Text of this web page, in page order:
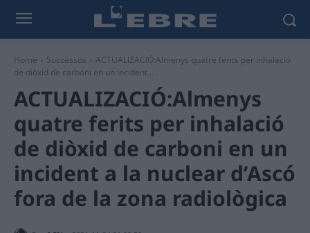
Home Successos
ACTUALIZACIÓ:Almenys quatre ferits per inhalació
de diòxid de carboni en un incident...
ACTUALIZACIÓ:Almenys
quatre ferits per inhalació
de diòxid de carboni en un
incident a la nuclear d’Ascó
fora de la zona radiològica